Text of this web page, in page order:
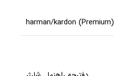
harman/kardon (Premium)